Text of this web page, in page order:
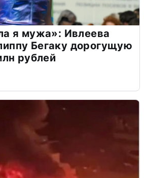
я мужа»: Ивлеева
Бегаку дорогущую
рублей